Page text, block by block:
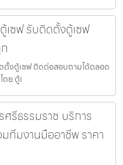
เซฟ รับติดตั้งตู้เซฟ
ตั้งตู้เซฟ ติดต่อสอบถามได้ตลอด
ดย ตู้เ
รีธรรมราช บริการ
ทีมงานมืออาชีพ ราคา